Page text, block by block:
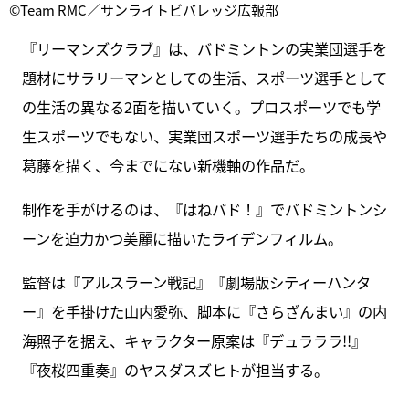
©Team RMC／サンライトビバレッジ広報部
『リーマンズクラブ』は、バドミントンの実業団選手を
題材にサラリーマンとしての生活、スポーツ選手として
の生活の異なる2面を描いていく。プロスポーツでも学
生スポーツでもない、実業団スポーツ選手たちの成長や
葛藤を描く、今までにない新機軸の作品だ。
制作を手がけるのは、『はねバド！』でバドミントンシ
ーンを迫力かつ美麗に描いたライデンフィルム。
監督は『アルスラーン戦記』『劇場版シティーハンタ
ー』を手掛けた山内愛弥、脚本に『さらざんまい』の内
海照子を据え、キャラクター原案は『デュラララ!!』
『夜桜四重奏』のヤスダスズヒトが担当する。